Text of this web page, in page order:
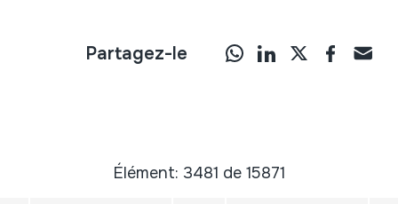
Partagez-le
Élément: 3481 de 15871